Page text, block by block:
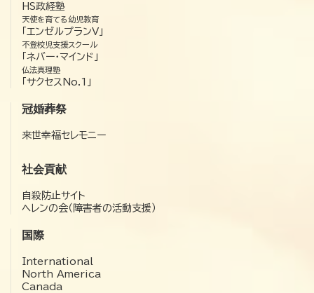
HS政経塾
天使を育てる幼児教育
「エンゼルプランV」
不登校児支援スクール
「ネバー・マインド」
仏法真理塾
「サクセスNo.1」
冠婚葬祭
来世幸福セレモニー
社会貢献
自殺防止サイト
ヘレンの会（障害者の活動支援）
国際
International
North America
Canada